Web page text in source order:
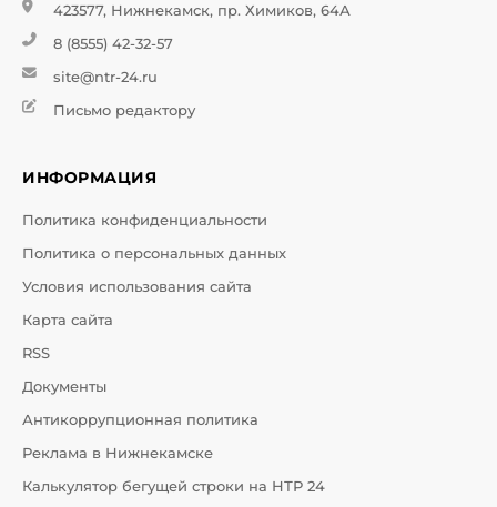
423577, Нижнекамск, пр. Химиков, 64А
8 (8555) 42-32-57
site@ntr-24.ru
Письмо редактору
ИНФОРМАЦИЯ
Политика конфиденциальности
Политика о персональных данных
Условия использования сайта
Карта сайта
RSS
Документы
Антикоррупционная политика
Реклама в Нижнекамске
Калькулятор бегущей строки на НТР 24